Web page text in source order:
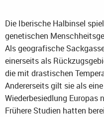
Die Iberische Halbinsel
genetischen
Als geografische
einerseits als
die mit drastischen
Andererseits gilt sie als
Wiederbesiedlung Europas
Frühere Studien hatten